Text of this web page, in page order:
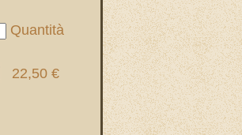
Quantità
22,50 €